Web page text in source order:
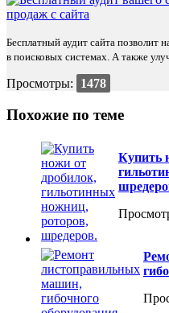
Бесплатный аудит сайта
в поисковых системах. А также
Просмотры: 1478
Похожие по теме
Купить